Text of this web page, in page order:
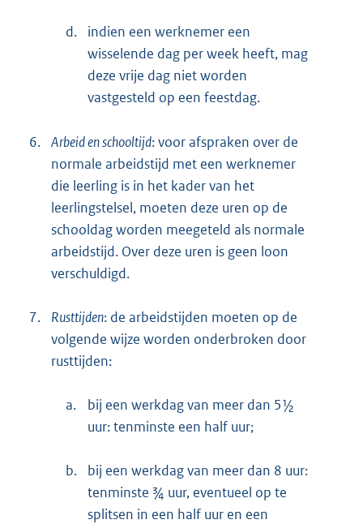
d.
indien een werknemer een
wisselende dag per week heeft, mag
deze vrije dag niet worden
vastgesteld op een feestdag.
6. Arbeid en schooltijd: voor afspraken over de
normale arbeidstijd met een werknemer
die leerling is in het kader van het
leerlingstelsel, moeten deze uren op de
schooldag worden meegeteld als normale
arbeidstijd. Over deze uren is geen loon
verschuldigd.
7. Rusttijden: de arbeidstijden moeten op de
volgende wijze worden onderbroken door
rusttijden:
a.
bij een werkdag van meer dan 5½
uur: tenminste een half uur;
b.
bij een werkdag van meer dan 8 uur:
tenminste ¾ uur, eventueel op te
splitsen in een half uur en een